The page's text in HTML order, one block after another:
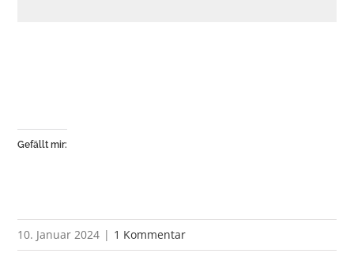
Gefällt mir:
10. Januar 2024 | 1 Kommentar